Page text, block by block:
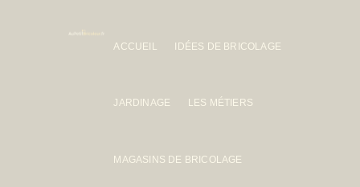
ACCUEIL IDÉES DE BRICOLAGE
JARDINAGE LES MÉTIERS
MAGASINS DE BRICOLAGE